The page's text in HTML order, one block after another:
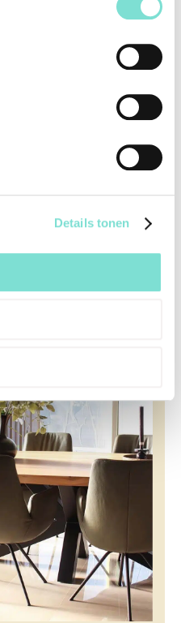
Details tonen
in de